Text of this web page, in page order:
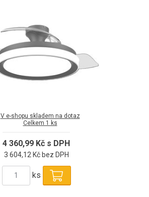
V e-shopu skladem na dotaz
Celkem 1 ks
4 360,99 Kč s DPH
3 604,12 Kč bez DPH
ks